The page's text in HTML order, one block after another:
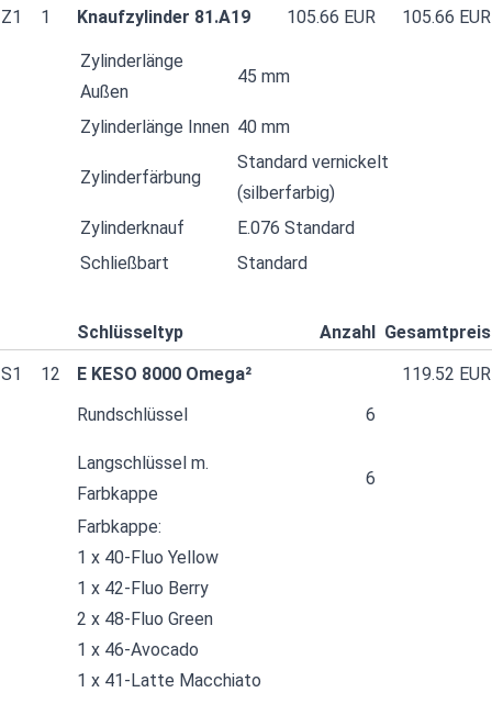
Z1
1 Knaufzylinder 81.A19 105.66 EUR 105.66 EUR
Zylinderlänge
Außen
45 mm
Zylinderlänge Innen 40 mm
Zylinderfärbung
Standard vernickelt
(silberfarbig)
Zylinderknauf
E.076 Standard
Schließbart
Standard
Schlüsseltyp Anzahl Gesamtpreis
S1
12 E KESO 8000 Omega²
119.52 EUR
Rundschlüssel
6
Langschlüssel m.
Farbkappe
6
Farbkappe:
1 x 40-Fluo Yellow
1 x 42-Fluo Berry
2 x 48-Fluo Green
1 x 46-Avocado
1 x 41-Latte Macchiato